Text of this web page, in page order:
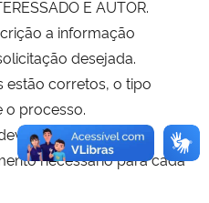
E AUTOR.
a informação
desejada.
estão corretos, o tipo
o processo.
ser informado de
necessário para cada